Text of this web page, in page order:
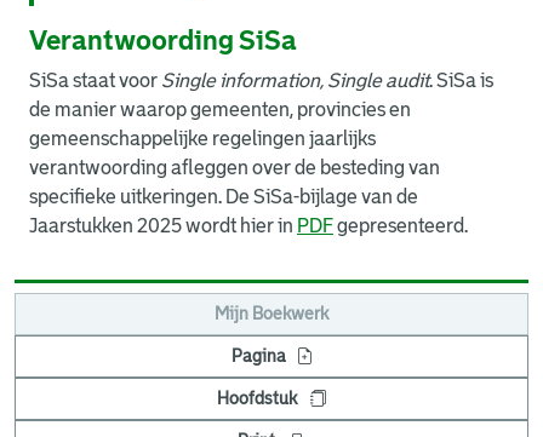
Verantwoording SiSa
SiSa staat voor Single information, Single audit. SiSa is
de manier waarop gemeenten, provincies en
gemeenschappelijke regelingen jaarlijks
verantwoording afleggen over de besteding van
specifieke uitkeringen. De SiSa-bijlage van de
Jaarstukken 2025 wordt hier in PDFgepresenteerd.
Mijn Boekwerk
Pagina
Hoofdstuk